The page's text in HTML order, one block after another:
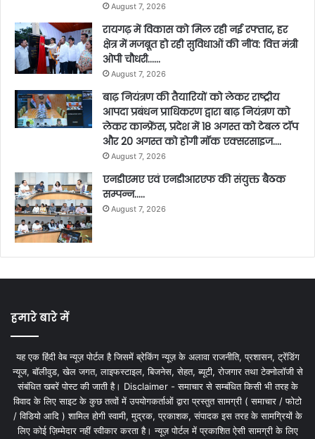
August 7, 2026
रायगढ़ में विकास को मिल रही नई रफ्तार, हर
क्षेत्र में मजबूत हो रही सुविधाओं की नींव: वित्त मंत्री
ओपी चौधरी……
August 7, 2026
बाढ़ नियंत्रण की तैयारियों को लेकर राष्ट्रीय
आपदा प्रबंधन प्राधिकरण द्वारा बाढ़ नियंत्रण को
लेकर कान्फ्रेंस, प्रदेश में 18 अगस्त को टेबल टॉप
और 20 अगस्त को होगी मॉक एक्सरसाइज….
August 7, 2026
एनडीएमए एवं एनडीआरएफ की संयुक्त बैठक
सम्पन्न…..
August 7, 2026
हमारे बारे में
यह एक हिंदी वेब न्यूज़ पोर्टल है जिसमें ब्रेकिंग न्यूज़ के अलावा राजनीति, प्रशासन, ट्रेंडिंग
न्यूज, बॉलीवुड, खेल जगत, लाइफस्टाइल, बिजनेस, सेहत, ब्यूटी, रोजगार तथा टेक्नोलॉजी से
संबंधित खबरें पोस्ट की जाती है। Disclaimer - समाचार से सम्बंधित किसी भी तरह के
विवाद के लिए साइट के कुछ तत्वों में उपयोगकर्ताओं द्वारा प्रस्तुत सामग्री ( समाचार / फोटो
/ विडियो आदि ) शामिल होगी स्वामी, मुद्रक, प्रकाशक, संपादक इस तरह के सामग्रियों के
लिए कोई ज़िम्मेदार नहीं स्वीकार करता है। न्यूज़ पोर्टल में प्रकाशित ऐसी सामग्री के लिए